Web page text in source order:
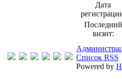
Дата
Последний
визит:
Список RSS
Powered by